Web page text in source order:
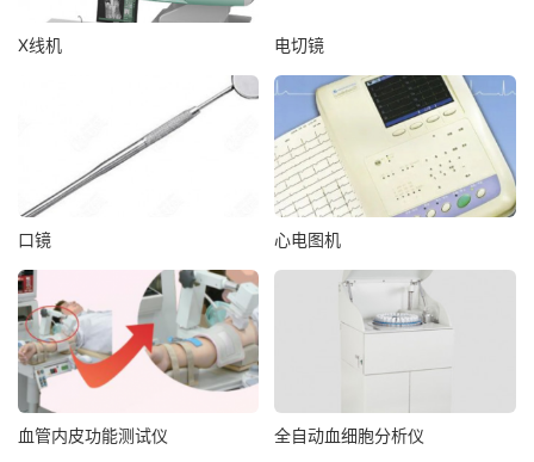
X线机 电切镜
口镜 心电图机
血管内皮功能测试仪 全自动血细胞分析仪